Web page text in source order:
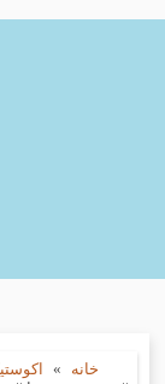
خانه »